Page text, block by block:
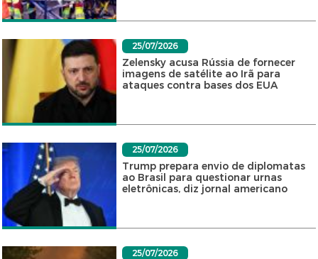
25/07/2026
Zelensky acusa Rússia de fornecer
imagens de satélite ao Irã para
ataques contra bases dos EUA
25/07/2026
Trump prepara envio de diplomatas
ao Brasil para questionar urnas
eletrônicas, diz jornal americano
25/07/2026